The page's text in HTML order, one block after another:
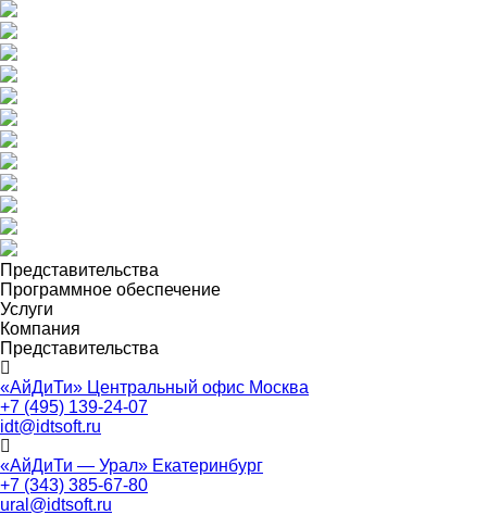
Представительства
Программное обеспечение
Услуги
Компания
Представительства
«АйДиТи» Центральный офис Москва
+7 (495) 139-24-07
idt@idtsoft.ru
«АйДиТи — Урал» Екатеринбург
+7 (343) 385-67-80
ural@idtsoft.ru